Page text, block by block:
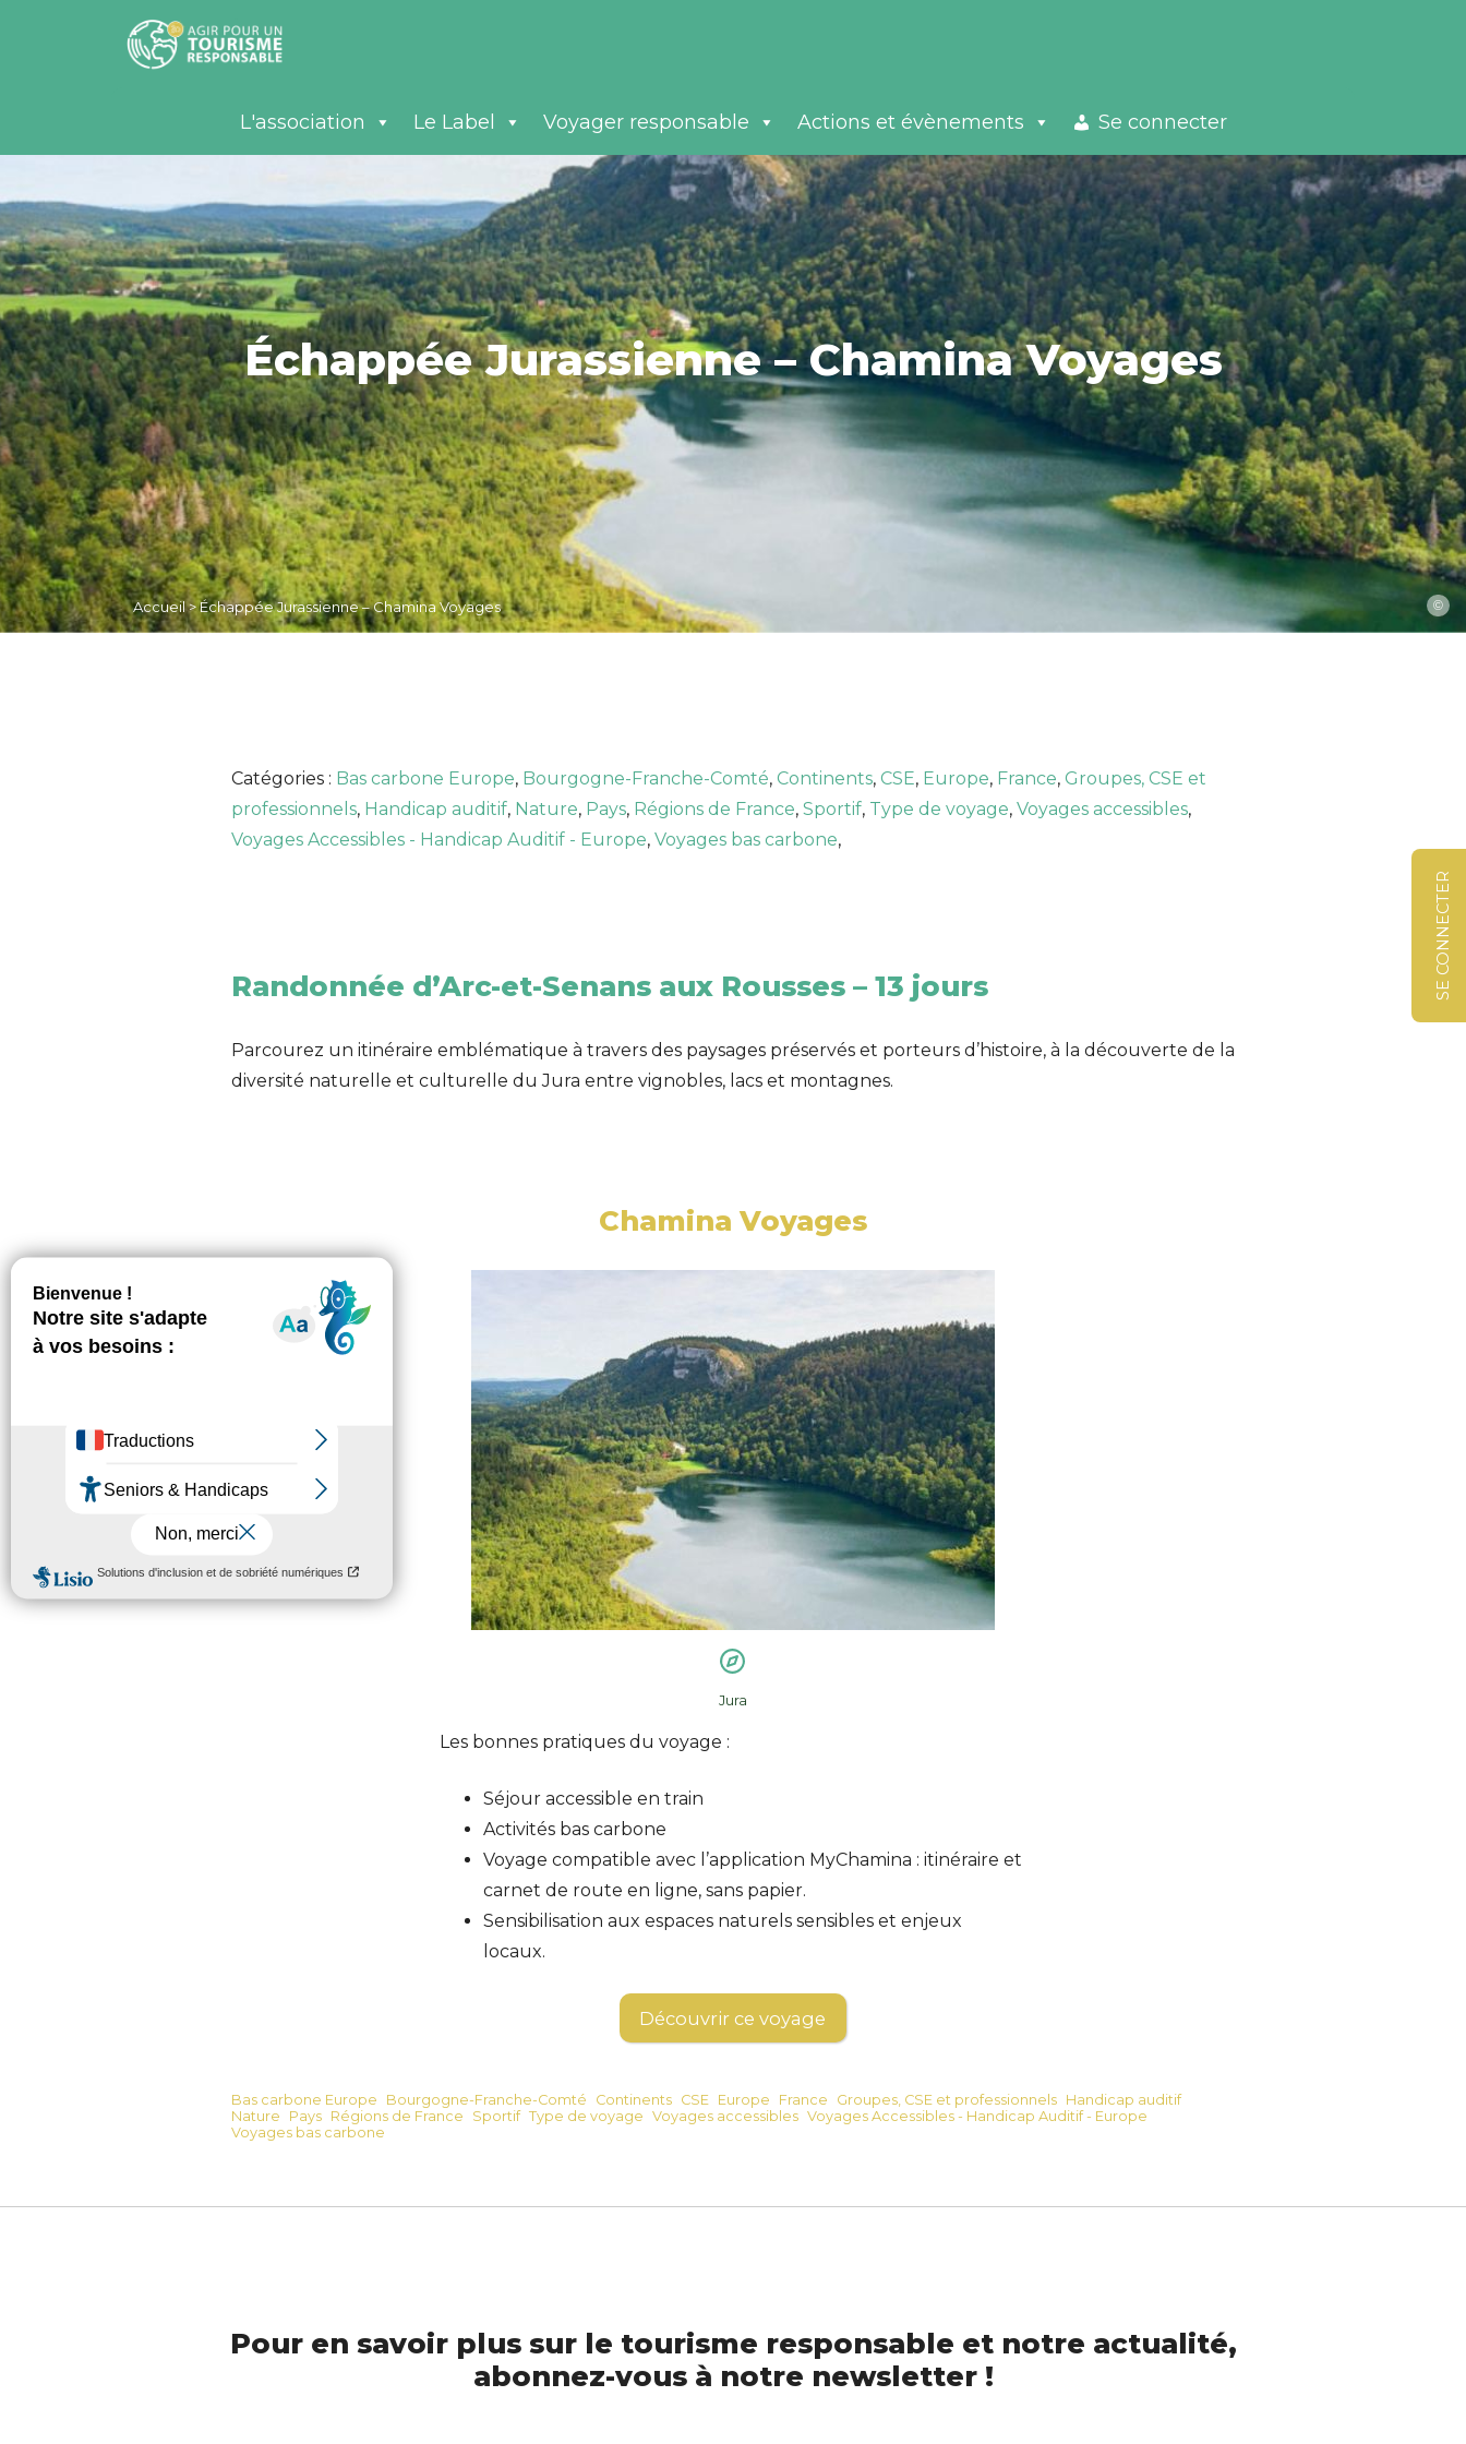
SE CONNECTER
L'association Le Label Voyager responsable Actions et évènements Se connecter
Échappée Jurassienne – Chamina Voyages
Accueil>Échappée Jurassienne – Chamina Voyages ©
Catégories : Bas carbone Europe, Bourgogne-Franche-Comté, Continents, CSE, Europe, France, Groupes, CSE et
professionnels, Handicap auditif, Nature, Pays, Régions de France, Sportif, Type de voyage, Voyages accessibles,
Voyages Accessibles - Handicap Auditif - Europe, Voyages bas carbone,
Randonnée d’Arc-et-Senans aux Rousses – 13 jours
Parcourez un itinéraire emblématique à travers des paysages préservés et porteurs d’histoire, à la découverte de la
diversité naturelle et culturelle du Jura entre vignobles, lacs et montagnes.
Chamina Voyages
Jura
Les bonnes pratiques du voyage :
Séjour accessible en train
Activités bas carbone
Voyage compatible avec l’application MyChamina : itinéraire et
carnet de route en ligne, sans papier.
Sensibilisation aux espaces naturels sensibles et enjeux
locaux.
Découvrir ce voyage
Bas carbone Europe Bourgogne-Franche-Comté Continents CSE Europe France Groupes, CSE et professionnels Handicap auditif
Nature
Pays Régions de France Sportif Type de voyage Voyages accessibles Voyages Accessibles - Handicap Auditif - Europe
Voyages bas carbone
Pour en savoir plus sur le tourisme responsable et notre actualité,
abonnez-vous à notre newsletter !